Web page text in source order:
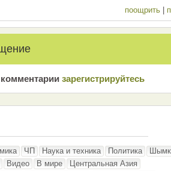
поощрить
зарeгиcтрирyйтeсь
ЧП Наука и техника Политика
Видео В мире
Центральная Азия